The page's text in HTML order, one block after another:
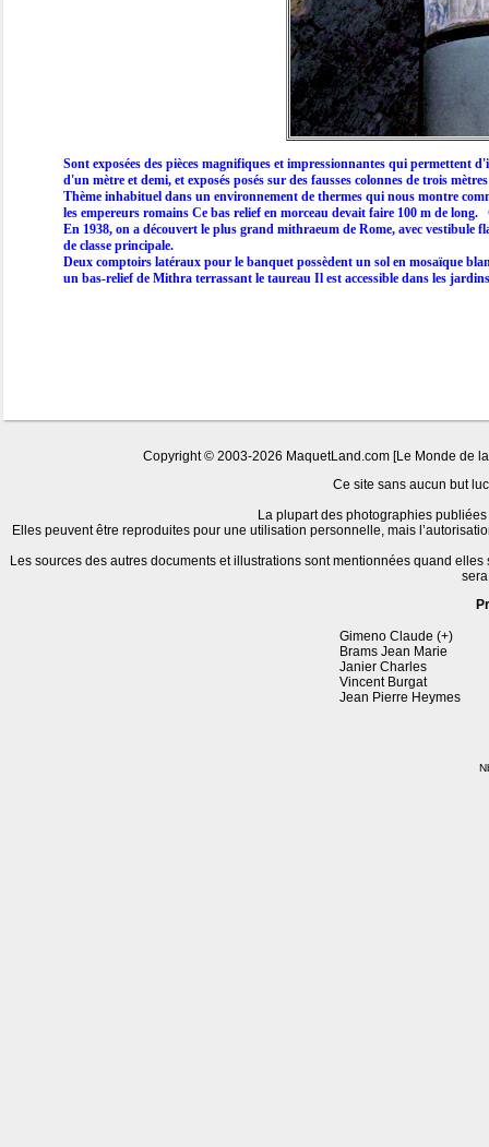
Sont exposées des pièces magnifiques et impressionnantes qui
d'un mètre et demi, et exposés posés sur des fausses colonnes de trois
Thème inhabituel dans un environnement de thermes qui nous montre
les empereurs romains Ce bas relief en morceau devait faire 100 m de
En 1938, on a découvert le plus grand mithraeum de Rome, avec vestibule
de classe principale.
Deux comptoirs latéraux pour le banquet possèdent un sol en mosaïque
un bas-relief de Mithra terrassant le taureau Il est accessible dans les
Copyright © 2003-2026 MaquetLand.com [Le Monde de
Ce site sans aucun but
La plupart des photographies
Elles peuvent être reproduites pour une utilisation personnelle, mais
Les sources des autres documents et illustrations sont mentionnées quand
Gimeno Claude (+)
Brams Jean Marie
Janier Charles
Vincent Burgat
Jean Pierre Heymes